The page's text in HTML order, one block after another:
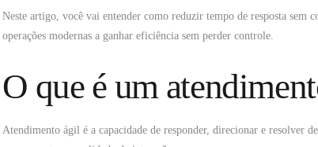
Neste artigo, você vai entender como reduzir tempo de resposta sem
operações modernas a ganhar eficiência sem perder controle.
O que é um
Atendimento ágil é a capacidade de responder, direcionar e resolver